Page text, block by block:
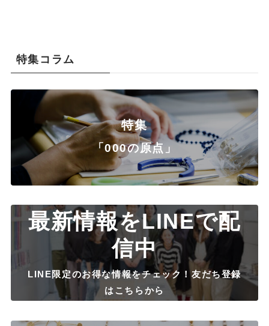
特集コラム
特集
「000の原点」
最新情報をLINEで配
信中
LINE限定のお得な情報をチェック！友だち登録
はこちらから